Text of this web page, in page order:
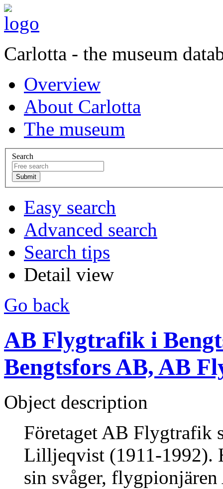
Carlotta - the museum
Overview
About Carlotta
The museum
Search
Easy search
Advanced search
Search tips
Detail view
Go back
AB Flygtrafik i
Bengtsfors AB, AB
Object description
Företaget AB Flygtrafik
Lilljeqvist (1911-1992).
sin svåger,